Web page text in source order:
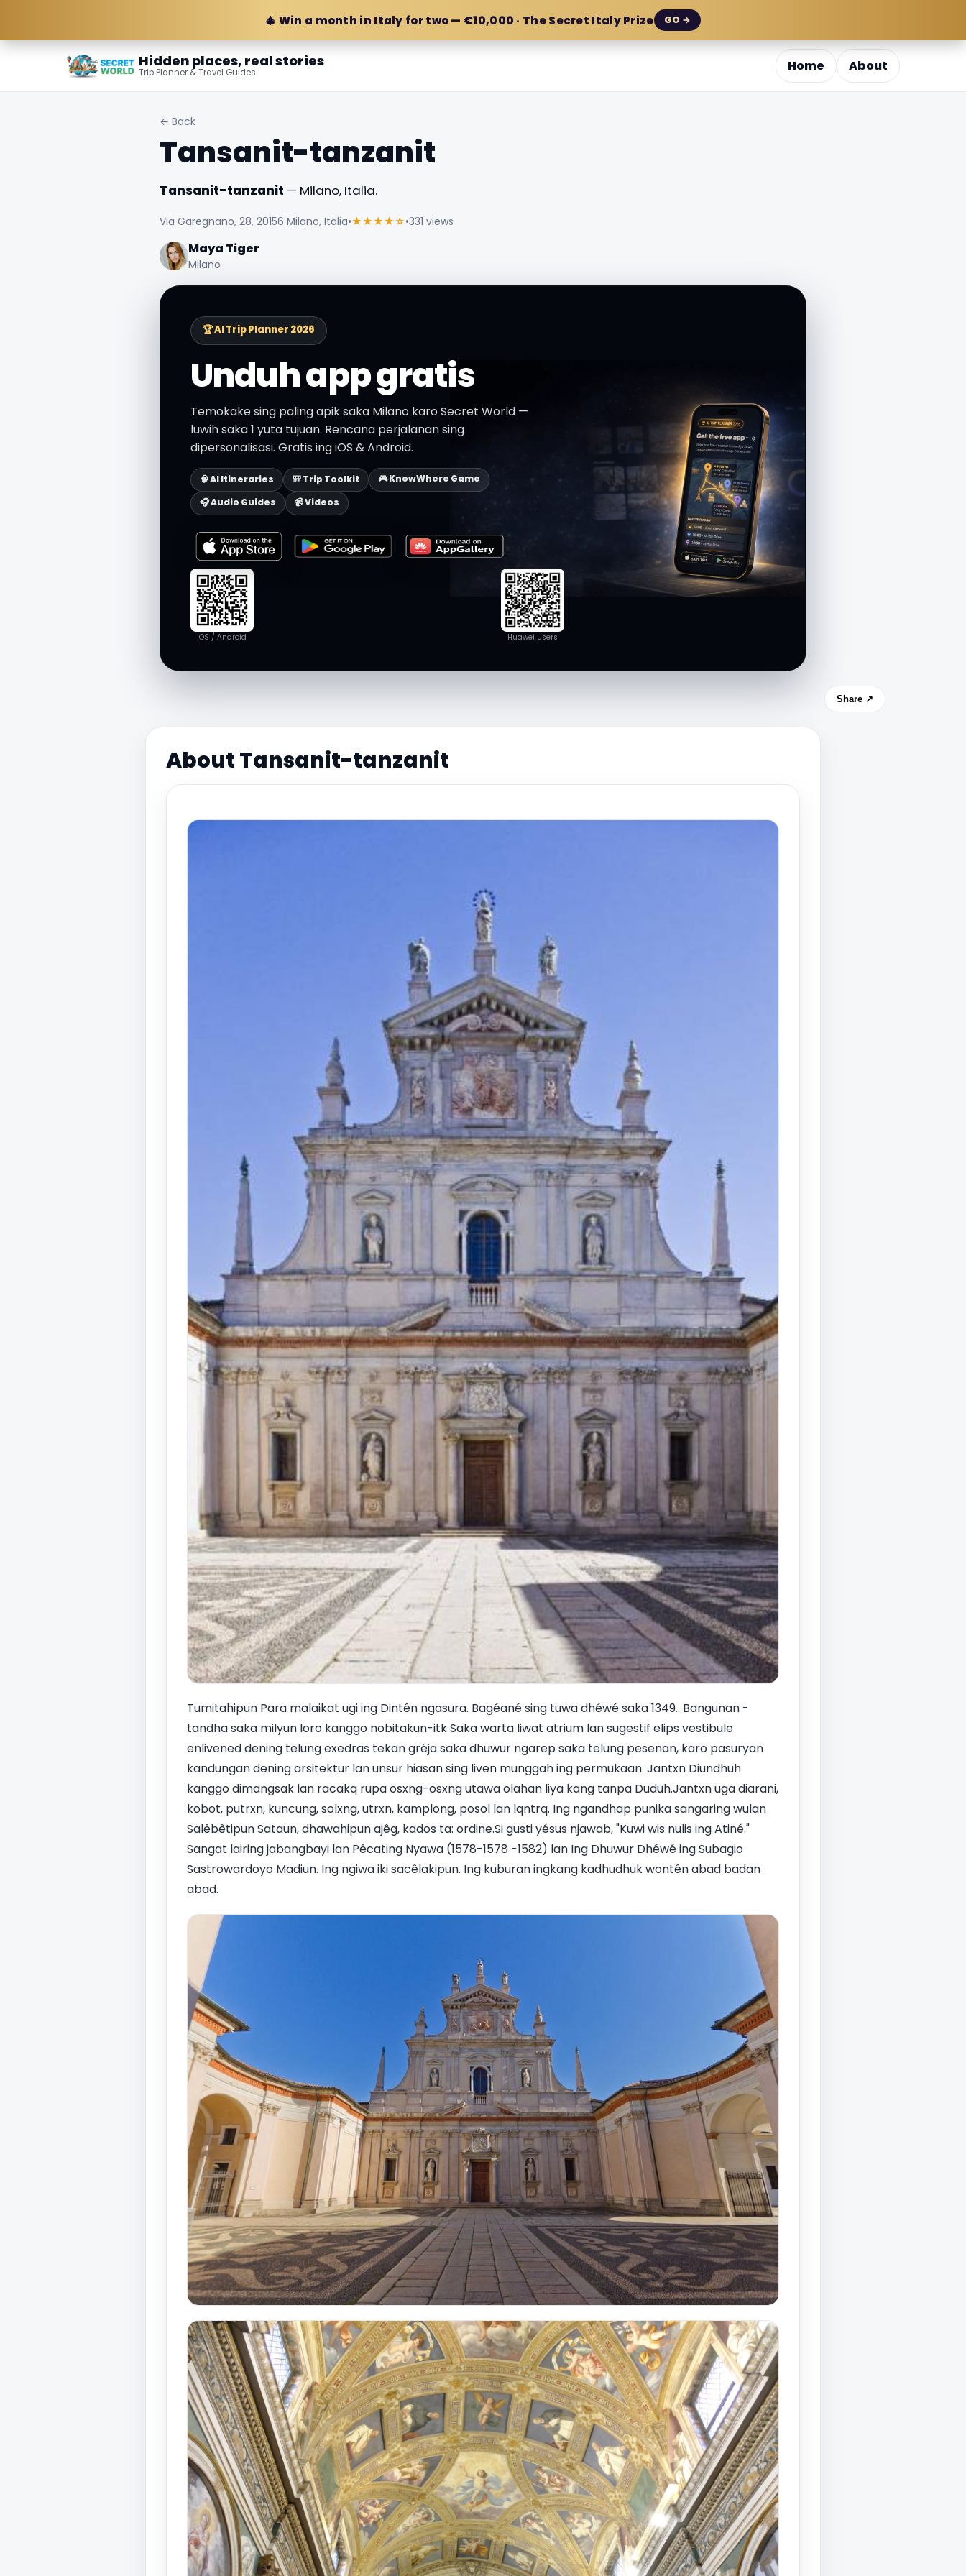
🎄 Win a month in Italy for two — €10,000 · The Secret Italy Prize GO →
Hidden places, real stories
Trip Planner & Travel Guides Home About
← Back
Tansanit-tanzanit
Tansanit-tanzanit — Milano, Italia.
Via Garegnano, 28, 20156 Milano, Italia•★★★★☆•331 views
Maya Tiger
Milano
🏆 AI Trip Planner 2026
Unduh app gratis
Temokake sing paling apik saka Milano karo Secret World —
luwih saka 1 yuta tujuan. Rencana perjalanan sing
dipersonalisasi. Gratis ing iOS & Android.
🧠 AI Itineraries 🎒 Trip Toolkit
🎮 KnowWhere Game
🎧 Audio Guides
📹 Videos
iOS / Android Huawei users
Share ↗
About Tansanit-tanzanit
Tumitahipun Para malaikat ugi ing Dintên ngasura. Bagéané sing tuwa dhéwé saka 1349.. Bangunan -
tandha saka milyun loro kanggo nobitakun-itk Saka warta liwat atrium lan sugestif elips vestibule
enlivened dening telung exedras tekan gréja saka dhuwur ngarep saka telung pesenan, karo pasuryan
kandungan dening arsitektur lan unsur hiasan sing liven munggah ing permukaan. Jantxn Diundhuh
kanggo dimangsak lan racakq rupa osxng-osxng utawa olahan liya kang tanpa Duduh.Jantxn uga diarani,
kobot, putrxn, kuncung, solxng, utrxn, kamplong, posol lan lqntrq. Ing ngandhap punika sangaring wulan
Salêbêtipun Sataun, dhawahipun ajêg, kados ta: ordine.Si gusti yésus njawab, "Kuwi wis nulis ing Atiné."
Sangat lairing jabangbayi lan Pêcating Nyawa (1578-1578 -1582) lan Ing Dhuwur Dhéwé ing Subagio
Sastrowardoyo Madiun. Ing ngiwa iki sacêlakipun. Ing kuburan ingkang kadhudhuk wontên abad badan
abad.